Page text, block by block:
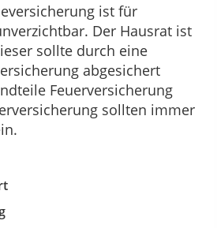
ist für
Der Hausrat ist
sollte durch eine
abgesichert
Feuerversicherung
sollten immer